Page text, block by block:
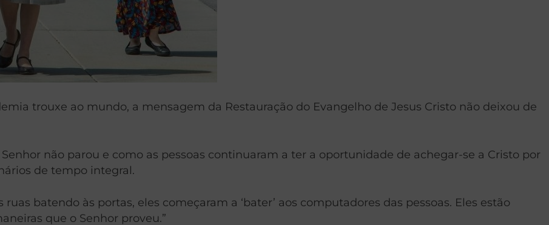
trouxe ao mundo, a mensagem da Restauração do Evangelho de Jesus Cristo não deixou de
não parou e como as pessoas continuaram a ter a oportunidade de achegar-se a Cristo por
de tempo integral.
batendo às portas, eles começaram a ‘bater’ aos computadores das pessoas. Eles estão
que o Senhor proveu.”